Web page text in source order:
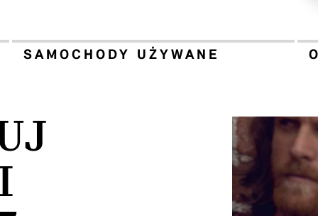
SAMOCHODY UŻYWANE